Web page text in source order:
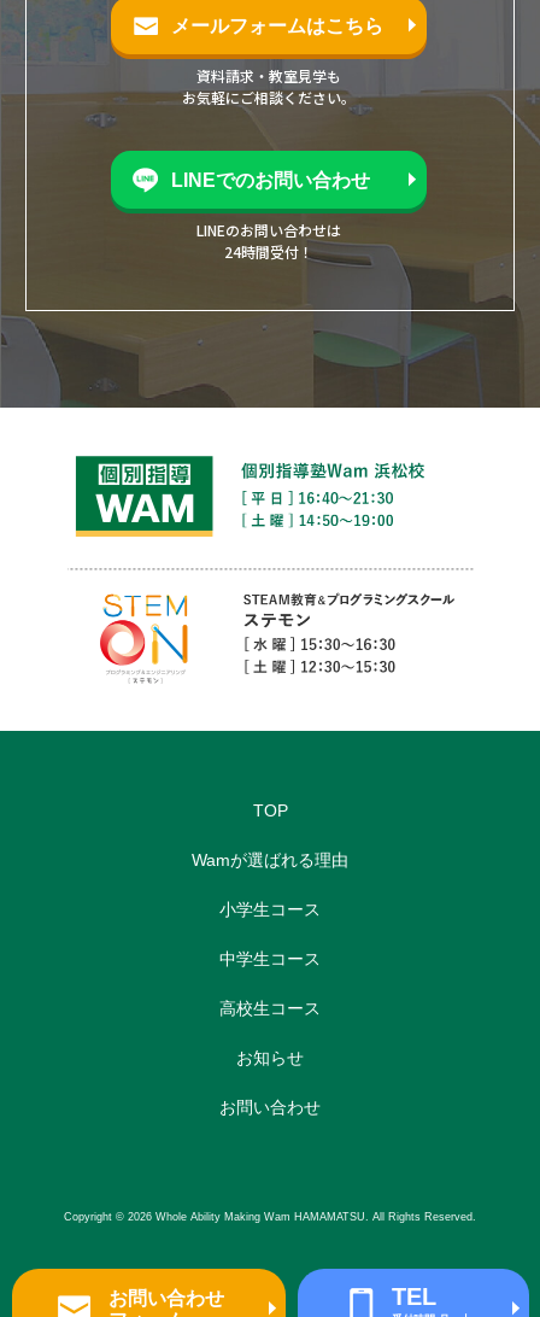
メールフォームはこちら
資料請求・教室見学も
お気軽にご相談ください。
LINEでのお問い合わせ
LINEのお問い合わせは
24時間受付！
TOP
Wamが選ばれる理由
小学生コース
中学生コース
高校生コース
お知らせ
お問い合わせ
Copyright © 2026 Whole Ability Making Wam HAMAMATSU. All Rights Reserved.
お問い合わせ
TEL